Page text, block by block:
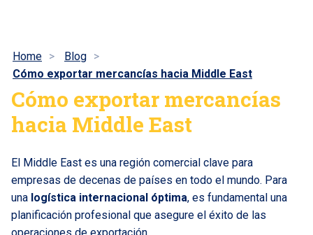
Home
Blog
Cómo exportar mercancías hacia Middle East
Cómo exportar mercancías
hacia Middle East
El Middle East es una región comercial clave para
empresas de decenas de países en todo el mundo. Para
una logística internacional óptima, es fundamental una
planificación profesional que asegure el éxito de las